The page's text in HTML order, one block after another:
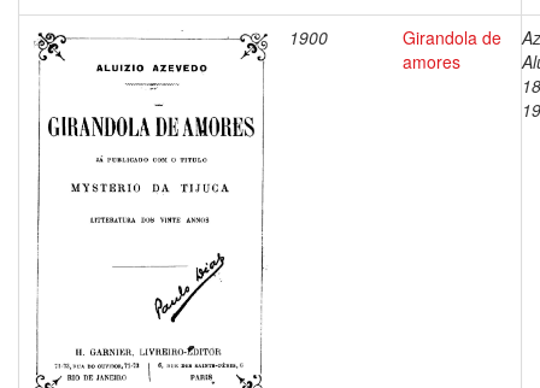
1900
Girandola de
amores